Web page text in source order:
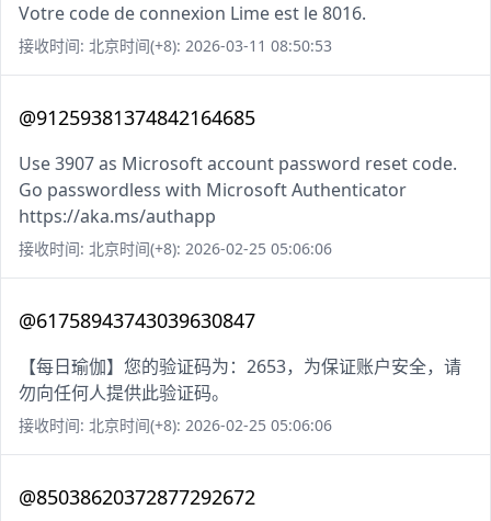
Votre code de connexion Lime est le 8016.
接收时间: 北京时间(+8): 2026-03-11 08:50:53
@91259381374842164685
Use 3907 as Microsoft account password reset code.
Go passwordless with Microsoft Authenticator
https://aka.ms/authapp
接收时间: 北京时间(+8): 2026-02-25 05:06:06
@61758943743039630847
【每日瑜伽】您的验证码为：2653，为保证账户安全，请
勿向任何人提供此验证码。
接收时间: 北京时间(+8): 2026-02-25 05:06:06
@85038620372877292672